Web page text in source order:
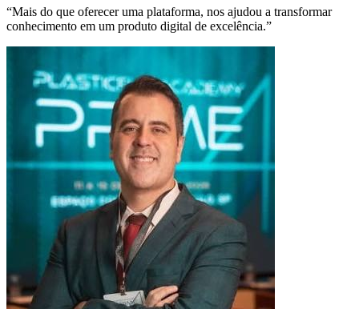
“Mais do que oferecer uma plataforma, nos ajudou a transformar
conhecimento em um produto digital de excelência.”